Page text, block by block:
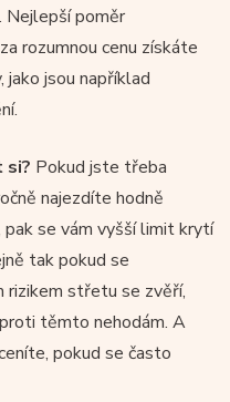
Nejlepší poměr
rozumnou cenu získáte
jsou například
si? Pokud jste třeba
najezdíte hodně
se vám vyšší limit krytí
tak pokud se
rizikem střetu se zvěří,
těmto nehodám. A
pokud se často